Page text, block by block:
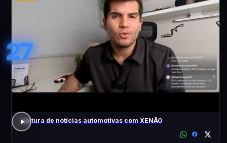
27
Leitura de notícias automotivas com XENÃO